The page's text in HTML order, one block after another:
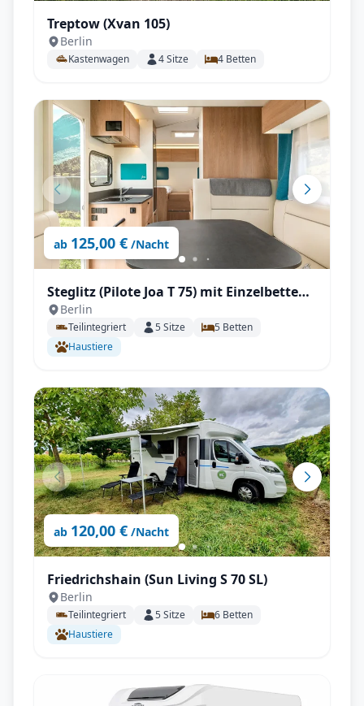
Treptow (Xvan 105)
Berlin
Kastenwagen 4Sitze 4 Betten
ab 125,00 € /Nacht
Steglitz (Pilote Joa T 75) mit Einzelbetten
und großen Wohnbereich mit
Rückfahrkamera, Fahrradträger, Markise
uvm.
Berlin
Teilintegriert 5Sitze 5 Betten
Haustiere
ab 120,00 € /Nacht
Friedrichshain (Sun Living S 70 SL)
Berlin
Teilintegriert 5Sitze 6 Betten
Haustiere